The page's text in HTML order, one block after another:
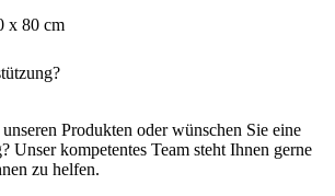
x 80 cm
Produkten oder wünschen Sie eine
Unser kompetentes Team steht Ihnen gerne
zu helfen.